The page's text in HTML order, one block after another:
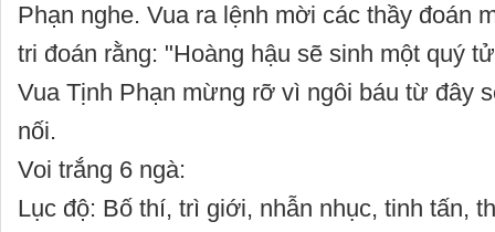
Phạn nghe. Vua ra lệnh mời các thầy đoán
tri đoán rằng: "Hoàng hậu sẽ sinh một quý
Vua Tịnh Phạn mừng rỡ vì ngôi báu từ đây
nối.
Voi trắng 6 ngà:
Lục độ: Bố thí, trì giới, nhẫn nhục, tinh tấn,